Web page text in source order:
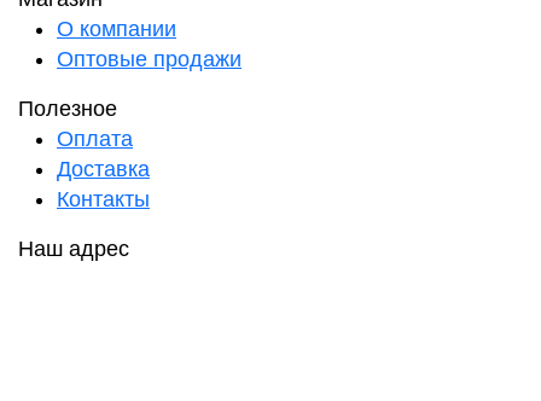
О компании
Оптовые продажи
Полезное
Оплата
Доставка
Контакты
Наш адрес